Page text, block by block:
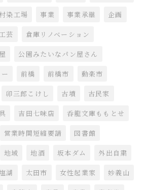
染工場 事業 事業承継 企画
芸 倉庫リノベーション
公園みたいなパン屋さん
前橋 前橋市 動楽市
卯三郎こけし 古墳 古民家
吉田七味店 呑龍文庫ももとせ
営業時間短縮要請 図書館
地域 地酒 坂本ダム 外出自粛
湖 太田市 女性起業家 妙義山